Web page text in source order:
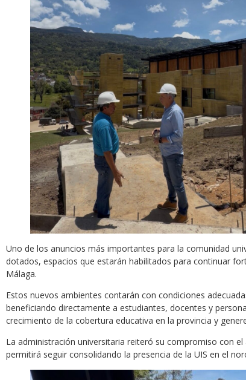
Uno de los anuncios más importantes para la comunidad
dotados, espacios que estarán habilitados para continuar
Málaga.
Estos nuevos ambientes contarán con condiciones
beneficiando directamente a estudiantes, docentes y
crecimiento de la cobertura educativa en la provincia y
La administración universitaria reiteró su compromiso con
permitirá seguir consolidando la presencia de la UIS en el